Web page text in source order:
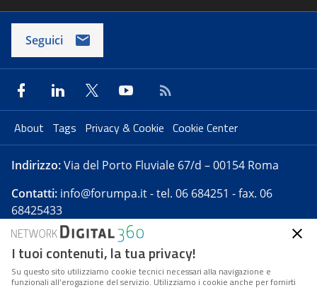
Seguici
About Tags Privacy & Cookie Cookie Center
Indirizzo:Via del Porto Fluviale 67/d – 00154 Roma
Contatti: info@forumpa.it- tel. 06 684251 - fax. 06
68425433
Forumpa.itè una pubblicazione telematica iscritta
presso Registro della stampa del Tribunale di Roma -
Reg. n. 182 del 2 maggio 2008 - Direttore resp. Michela
I tuoi contenuti, la tua privacy!
Su questo sito utilizziamo cookie tecnici necessari alla navigazione e
funzionali all’erogazione del servizio. Utilizziamo i cookie anche per fornirti